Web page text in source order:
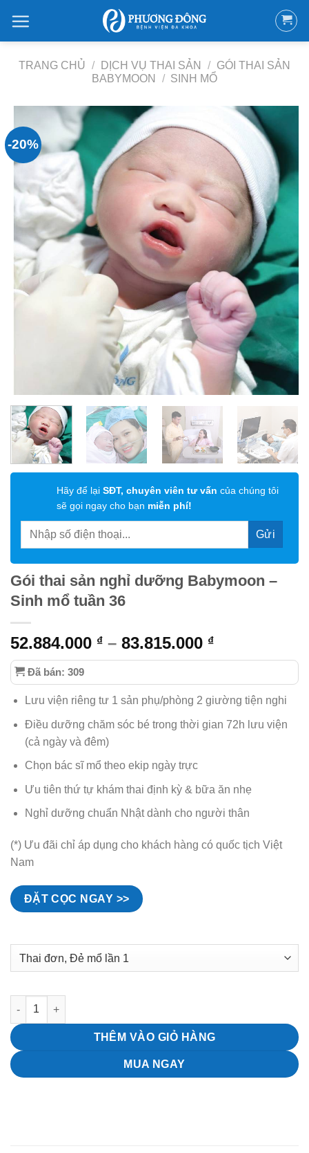
qua
nội
dungTRANG CHỦ / DỊCH VỤ THAI SẢN /
GÓI THAI SẢN
BABYMOON
/ SINH MỔ
-20%
Hãy để lại SĐT, chuyên viên tư vấn của chúng tôi
sẽ gọi ngay cho bạn miễn phí!
Gói thai sản nghỉ dưỡng Babymoon –
Sinh mổ tuần 36
52.884.000 ₫ – 83.815.000 ₫Khoảng
giá:
52.884.000 ₫
đến
83.815.000 ₫
Đã bán: 309
Lưu viện riêng tư 1 sản phụ/phòng 2 giường tiện nghi
Điều dưỡng chăm sóc bé trong thời gian 72h lưu viện
(cả ngày và đêm)
Chọn bác sĩ mổ theo ekip ngày trực
Ưu tiên thứ tự khám thai định kỳ & bữa ăn nhẹ
Nghỉ dưỡng chuẩn Nhật dành cho người thân
(*) Ưu đãi chỉ áp dụng cho khách hàng có quốc tịch Việt
Nam
ĐẶT CỌC NGAY >>
Gói thai sản nghỉ dưỡng Babymoon - Sinh mổ tuần 36 số
THÊM VÀO GIỎ HÀNG
MUA NGAY